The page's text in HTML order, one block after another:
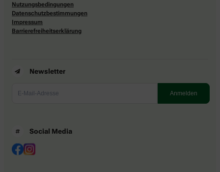
Nutzungsbedingungen
Datenschutzbestimmungen
Impressum
Barrierefreiheitserklärung
Newsletter
Social Media